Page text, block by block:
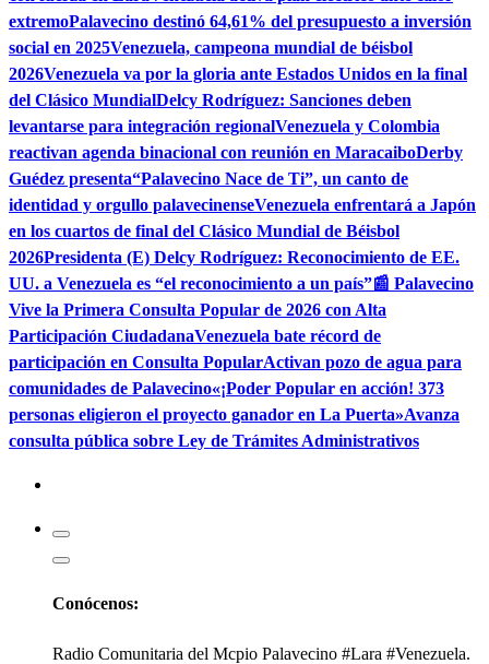
extremoPalavecino destinó 64,61% del presupuesto a inversión
social en 2025Venezuela, campeona mundial de béisbol
2026Venezuela va por la gloria ante Estados Unidos en la final
del Clásico MundialDelcy Rodríguez: Sanciones deben
levantarse para integración regionalVenezuela y Colombia
reactivan agenda binacional con reunión en MaracaiboDerby
Guédez presenta“Palavecino Nace de Ti”, un canto de
identidad y orgullo palavecinenseVenezuela enfrentará a Japón
en los cuartos de final del Clásico Mundial de Béisbol
2026Presidenta (E) Delcy Rodríguez: Reconocimiento de EE.
UU. a Venezuela es “el reconocimiento a un país”📰 Palavecino
Vive la Primera Consulta Popular de 2026 con Alta
Participación CiudadanaVenezuela bate récord de
participación en Consulta PopularActivan pozo de agua para
comunidades de Palavecino«¡Poder Popular en acción! 373
personas eligieron el proyecto ganador en La Puerta»Avanza
consulta pública sobre Ley de Trámites Administrativos
Kabudari
Conócenos:
Radio Comunitaria del Mcpio Palavecino #Lara #Venezuela.